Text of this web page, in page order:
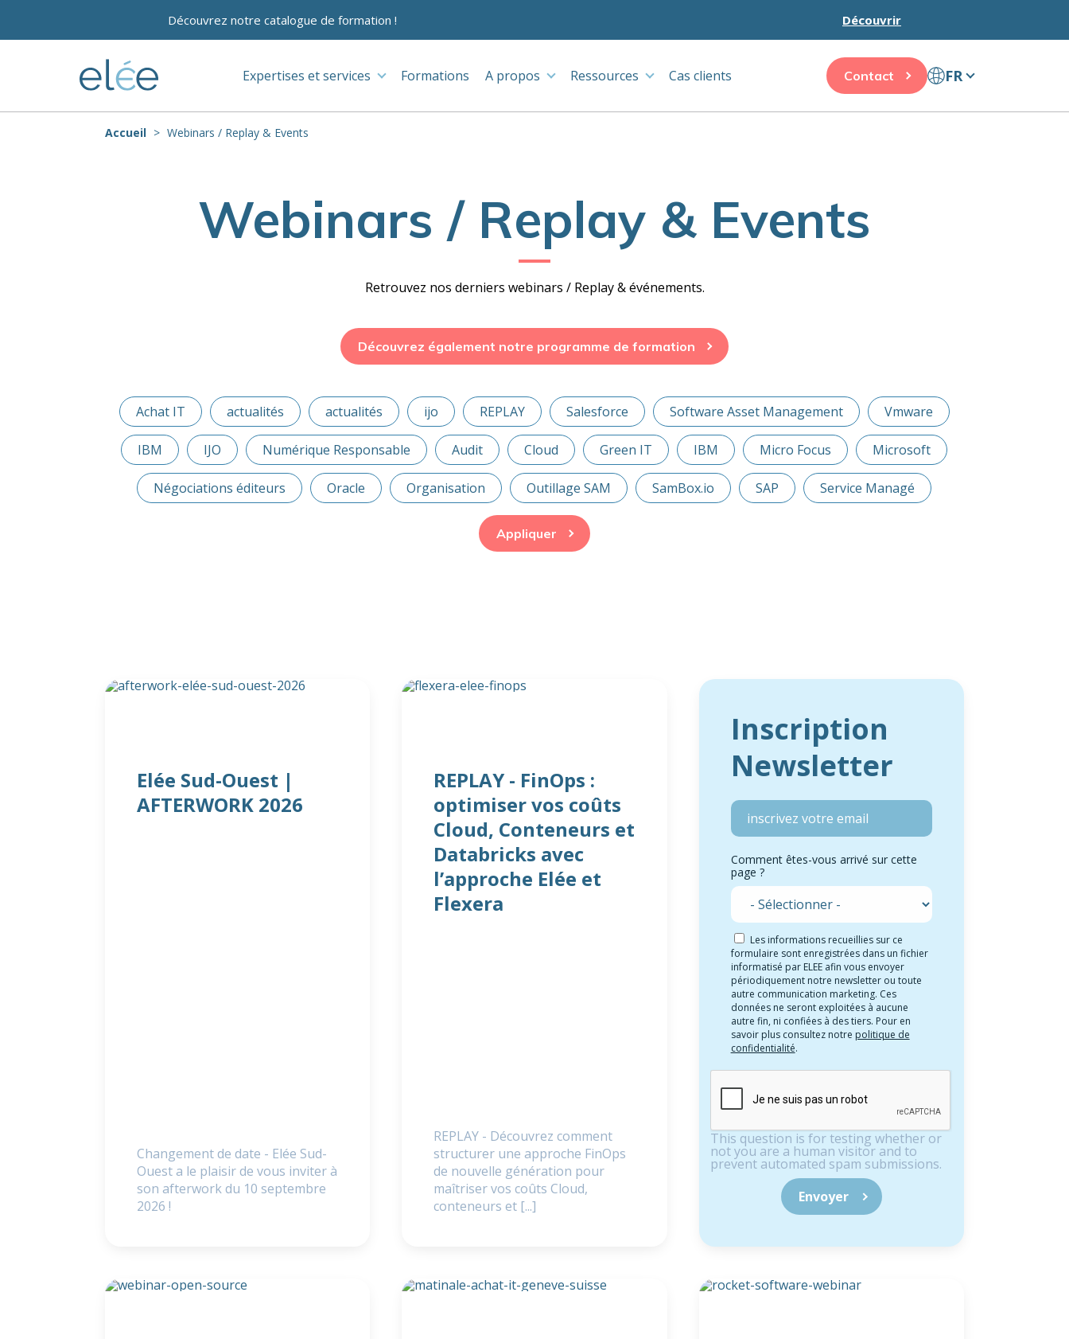
Découvrez notre catalogue de formation ! Découvrir
Expertises et services Formations A propos Ressources Cas clients Contact FR
Accueil Webinars / Replay & Events
Webinars / Replay & Events
Retrouvez nos derniers webinars / Replay & événements.
Découvrez également notre programme de formation
Achat IT actualités actualités ijo REPLAY Salesforce Software Asset Management Vmware
IBM IJO Numérique Responsable Audit Cloud Green IT IBM Micro Focus Microsoft
Négociations éditeurs Oracle Organisation Outillage SAM SamBox.io SAP Service Managé
Appliquer
Inscription
Newsletter
Comment êtes-vous arrivé sur cette
page ?
Les informations recueillies sur ce
formulaire sont enregistrées dans un fichier
informatisé par ELEE afin vous envoyer
périodiquement notre newsletter ou toute
autre communication marketing. Ces
données ne seront exploitées à aucune
autre fin, ni confiées à des tiers. Pour en
savoir plus consultez notre politique de
confidentialité.
This question is for testing whether or
not you are a human visitor and to
prevent automated spam submissions.
Elée Sud-Ouest |
AFTERWORK 2026
Changement de date - Elée Sud-
Ouest a le plaisir de vous inviter à
son afterwork du 10 septembre
2026 !
REPLAY - FinOps :
optimiser vos coûts
Cloud, Conteneurs et
Databricks avec
l’approche Elée et
Flexera
REPLAY - Découvrez comment
structurer une approche FinOps
de nouvelle génération pour
maîtriser vos coûts Cloud,
conteneurs et [...]